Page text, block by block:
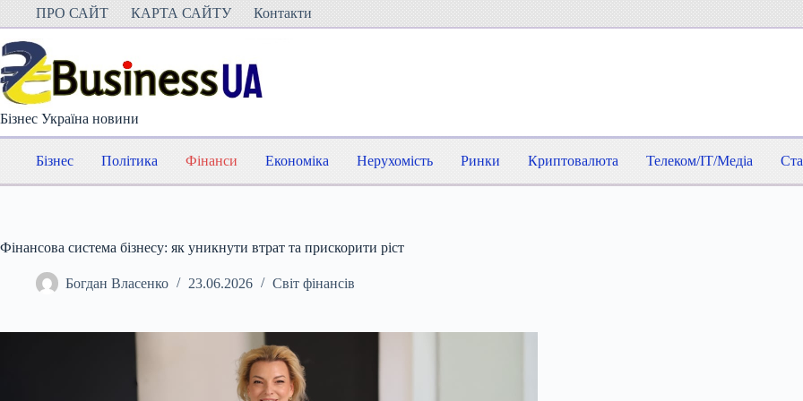
Перейти
вмісту
ПРО САЙТ КАРТА САЙТУ Контакти
Бізнес Україна новини
Бізнес Політика Фінанси Економіка Нерухомість Ринки Криптовалюта Телеком/IT/Медіа
Фінансова система бізнесу: як уникнути втрат та прискорити ріст
Богдан Власенко 23.06.2026 Світ фінансів